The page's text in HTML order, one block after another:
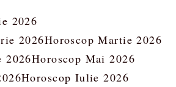
2026
2026Horoscop Martie 2026
2026Horoscop Mai 2026
Horoscop Iulie 2026